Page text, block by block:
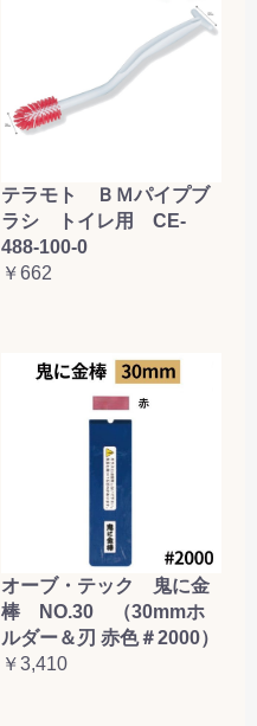
テラモト ＢＭパイプブ
ラシ トイレ用 CE-
488-100-0
￥662
オーブ・テック 鬼に金
棒 NO.30 （30mmホ
ルダー＆刃 赤色＃2000）
￥3,410